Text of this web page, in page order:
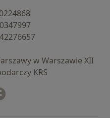
w Warszawie XII
KRS